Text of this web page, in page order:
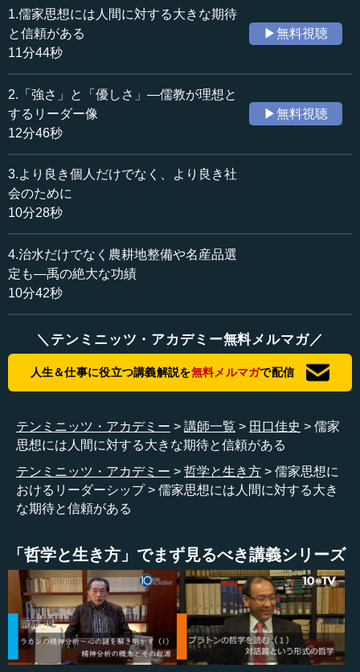
追加日：2015年8月24日
カテゴリー：
哲学・思想
≪全文≫
●リーダーシップには構造がある
今日は、儒家の思想が語るリーダーシップについてお話
は人間のみ可能であることです。すなわち、人間を救える
のは人間だけだという哲理にずっと基づいて発展をしてき
ました。
したがって、人間に対する大きな期待と信頼があり、そ
こから優れたリーダーを論じる部分が出てきます。彼らが
人間を救うことを物語っているわけです。そういう点で、
そうやって考えてみれば、日本の幕末、あるいは明治維
新の内憂外患の時に、わが国を救ってくれた幾多の志士
いのです。四書五経を勉強することで、リーダーシップの
何たるかを身に付けてきたと言っていいと思います。
私は、その四書五経を４７年間にわたってひたすら読ん
できました。その過程で最近非常に強く思うのは、どうや
らリーダーシップには、構造といえるようなものがあるの
●リーダーシップの土台は「土壌風土」
何といっても、基礎となるのが「土壌風土」です。土壌
風土については、日本人であれば日本、そしてアジア、東
洋といった要素が重要になってきます。われわれ日本人が
1.儒家思想には人間に対する大きな期待
と信頼がある
11分44秒
▶無料視聴
2.「強さ」と「優しさ」―儒教が理想と
するリーダー像
12分46秒
▶無料視聴
3.より良き個人だけでなく、より良き社
会のために
10分28秒
4.治水だけでなく農耕地整備や名産品選
定も―禹の絶大な功績
10分42秒
＼テンミニッツ・アカデミー無料メルマガ／
人生＆仕事に役立つ講義解説を無料メルマガで配信
テンミニッツ・アカデミー 講師一覧 田口佳史
儒家
思想には人間に対する大きな期待と信頼がある
テンミニッツ・アカデミー
哲学と生き方
儒家思想に
おけるリーダーシップ
儒家思想には人間に対する大き
な期待と信頼がある
「哲学と生き方」でまず見るべき講義シリーズ